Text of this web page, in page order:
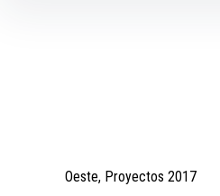
Oeste Proyectos 2017